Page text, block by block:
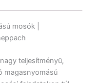
mosók |
teljesítményű,
magasnyomású